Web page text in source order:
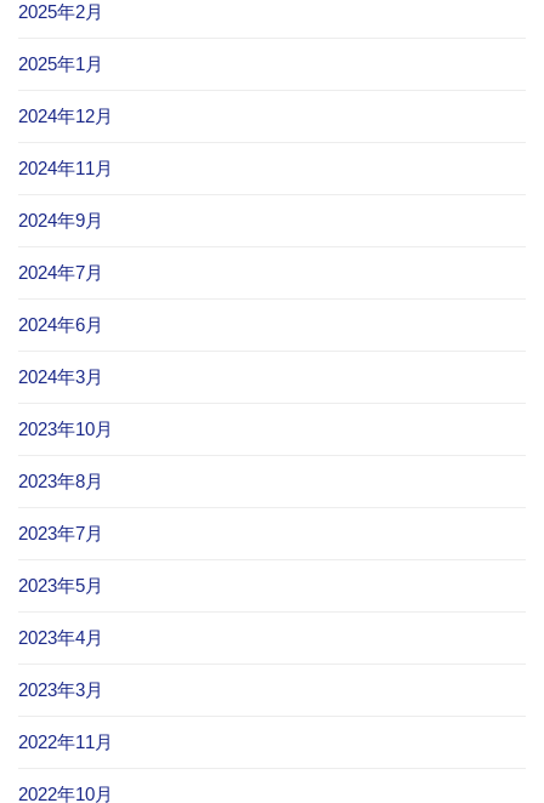
2025年2月
2025年1月
2024年12月
2024年11月
2024年9月
2024年7月
2024年6月
2024年3月
2023年10月
2023年8月
2023年7月
2023年5月
2023年4月
2023年3月
2022年11月
2022年10月